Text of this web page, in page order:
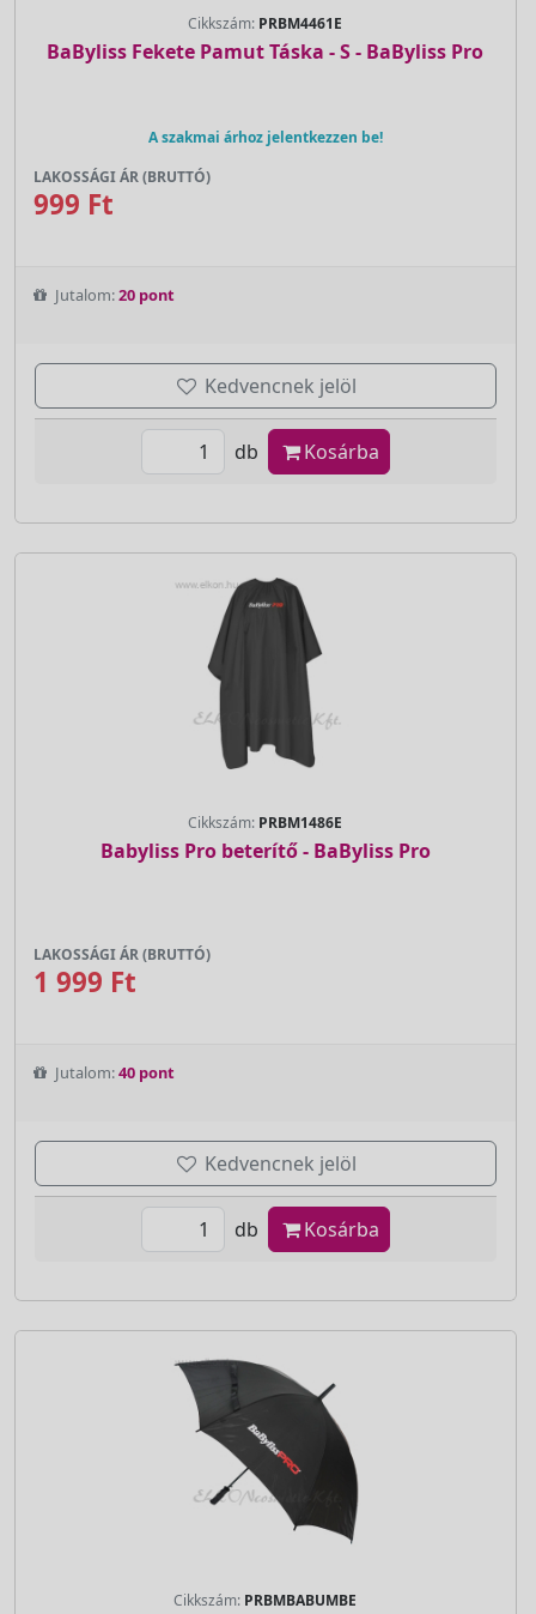
Cikkszám: PRBM4461E
BaByliss Fekete Pamut Táska - S - BaByliss Pro
A szakmai árhoz jelentkezzen be!
LAKOSSÁGI ÁR (BRUTTÓ)
999 Ft
Jutalom:20 pont
Kedvencnek jelöl
db Kosárba
Cikkszám: PRBM1486E
Babyliss Pro beterítő - BaByliss Pro
LAKOSSÁGI ÁR (BRUTTÓ)
1 999 Ft
Jutalom:40 pont
Kedvencnek jelöl
db Kosárba
Cikkszám: PRBMBABUMBE